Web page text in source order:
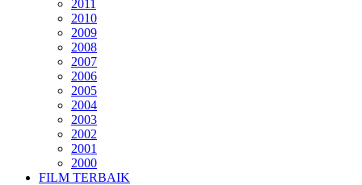
2011
2010
2009
2008
2007
2006
2005
2004
2003
2002
2001
2000
FILM TERBAIK